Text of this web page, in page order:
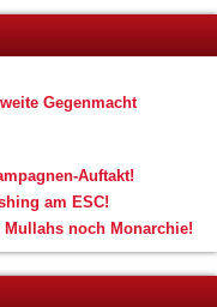
Gegenmacht
Auftakt!
am ESC!
noch Monarchie!